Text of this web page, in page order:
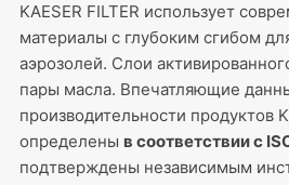
KAESER FILTER использует
материалы с глубоким сгибом
аэрозолей. Слои
пары масла. Впечатляющие
производительности продуктов
определены в соответствии с
подтверждены независимым